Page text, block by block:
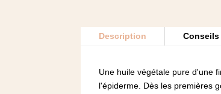
Description
Une huile végétale pure d'une
l'épiderme. Dès les premières